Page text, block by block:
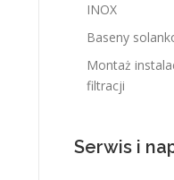
INOX
Baseny
Montaż
filtracji
Serwis i